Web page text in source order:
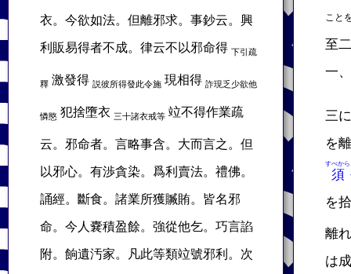
衣。今欲如法。但離邪求。事鈔云。興
利販易得者不成。律云不以邪命得 下引疏
釋 激發得 説彼所得發此令施 現相得 詐現乏少欲他
憐愍 犯捨墮衣 三十諸衣戒等 竝不得作業疏
云。邪命者。言略事含。大而言之。但
以邪心。有渉貪染。爲利賣法。禮佛。
誦經。斷食。諸業所獲贓賄。皆名邪
命。今人嚢積盈餘。強從他乞。巧言諂
附。餉遺汚家。凡此等類竝號邪利。次
こと
至
一
三に
を
須
すべから
を
離
は